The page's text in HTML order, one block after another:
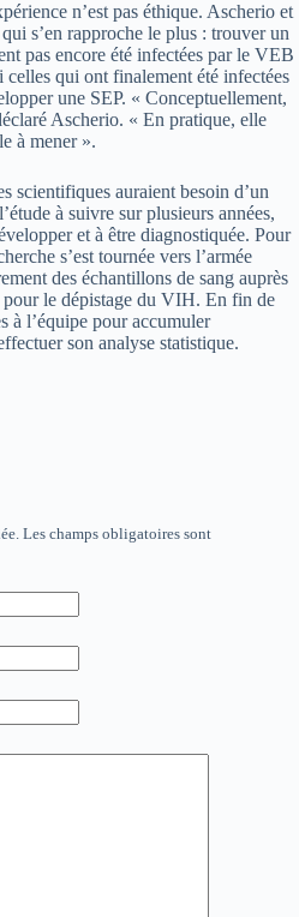
n’est pas éthique. Ascherio et
s’en rapproche le plus : trouver un
pas encore été infectées par le VEB
qui ont finalement été infectées
une SEP. « Conceptuellement,
Ascherio. « En pratique, elle
à mener ».
scientifiques auraient besoin d’un
à suivre sur plusieurs années,
et à être diagnostiquée. Pour
s’est tournée vers l’armée
des échantillons de sang auprès
pour le dépistage du VIH. En fin de
à l’équipe pour accumuler
son analyse statistique.
Les champs obligatoires sont